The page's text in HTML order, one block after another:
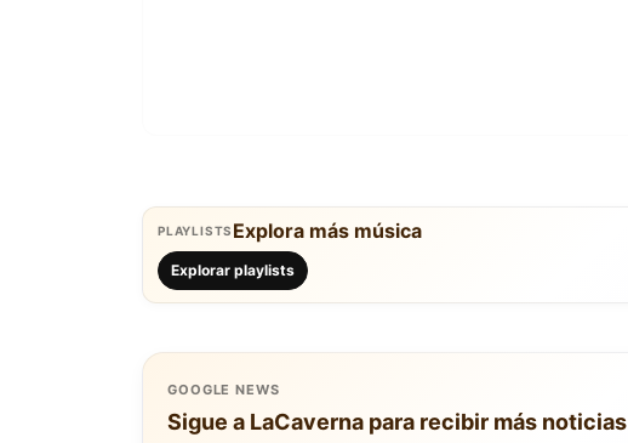
PLAYLISTS Explora más música
Explorar playlists
GOOGLE NEWS
Sigue a LaCaverna para recibir más noticias